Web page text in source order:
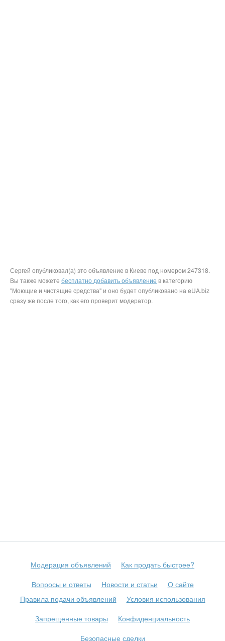
Сергей опубликовал(а) это объявление в Киеве под номером 247318.
Вы также можете бесплатно добавить объявление в категорию
"Моющие и чистящие средства" и оно будет опубликовано на eUA.biz
сразу же после того, как его проверит модератор.
Модерация объявлений
Как продать быстрее?
Вопросы и ответы
Новости и статьи
О сайте
Правила подачи объявлений
Условия использования
Запрещенные товары
Конфиденциальность
Безопасные сделки